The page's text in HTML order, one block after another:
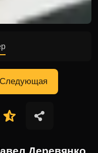
Следующая